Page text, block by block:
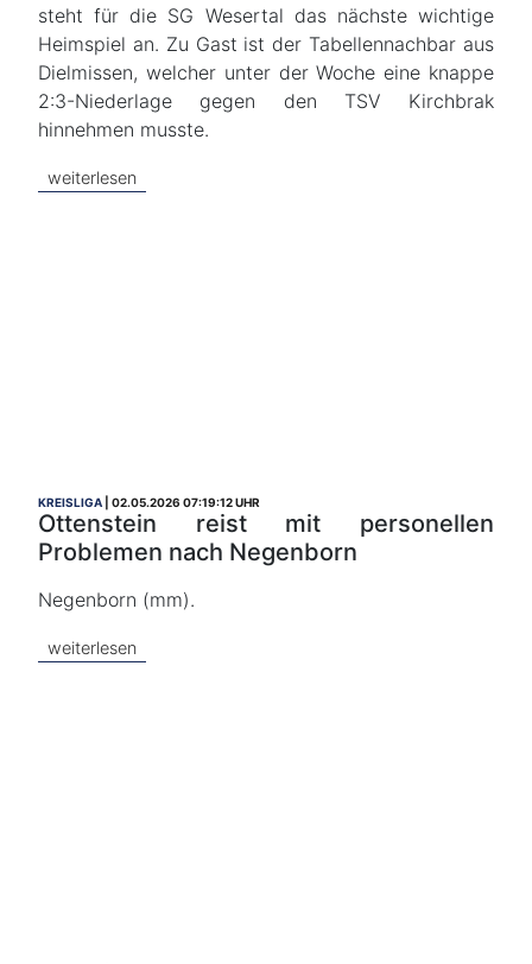
steht für die SG Wesertal das nächste wichtige
Heimspiel an. Zu Gast ist der Tabellennachbar aus
Dielmissen, welcher unter der Woche eine knappe
2:3-Niederlage gegen den TSV Kirchbrak
hinnehmen musste.
weiterlesen
KREISLIGA 02.05.2026 07:19:12 UHR
Ottenstein reist mit personellen
Problemen nach Negenborn
Negenborn (mm).
weiterlesen